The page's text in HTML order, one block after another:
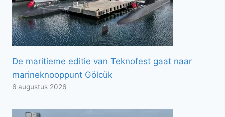
De maritieme editie van Teknofest gaat naar
marineknooppunt Gölcük
6 augustus 2026